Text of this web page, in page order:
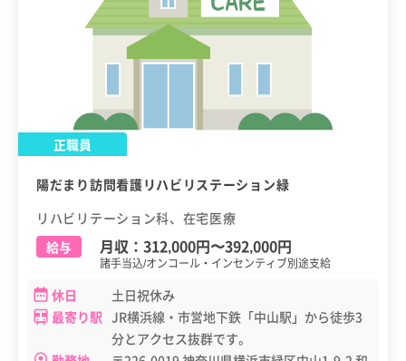
正職員
陽だまり訪問看護リハビリステーション緑
リハビリテーション科、在宅医療
給与
月収： 312,000円〜392,000円
諸手当込/オンコール・インセンティブ別途支給
休日
土日祝休み
最寄り駅 JR横浜線・市営地下鉄「中山駅」から徒歩3
分とアクセス抜群です。